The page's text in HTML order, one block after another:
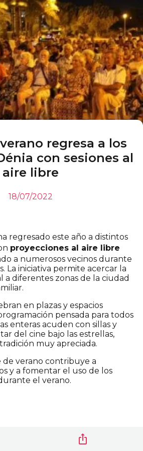
regresa a los
con sesiones al
aire libre
18/07/2022
regresado este año a distintos
proyecciones al aire libre
a numerosos vecinos durante
La iniciativa permite acercar la
diferentes zonas de la ciudad
en plazas y espacios
pensada para todos
enteras acuden con sillas y
del cine bajo las estrellas,
muy apreciada.
de verano contribuye a
y a fomentar el uso de los
el verano.